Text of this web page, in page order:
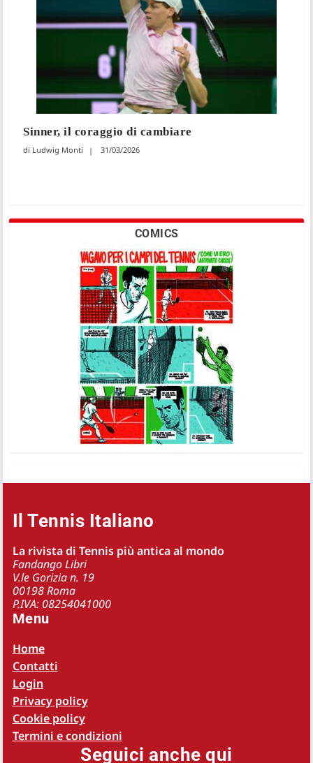
Sinner, il coraggio di cambiare
Ludwig Monti 31/03/2026
COMICS
Il Tennis Italiano
La rivista di Tennis più antica al mondo
Fandango Libri
V.le Gorizia n. 19
00198 Roma
P.IVA: 08254041000
Menu
Home
Contatti
Login
Privacy policy
Cookie policy
Termini e condizioni
Seguici anche qui